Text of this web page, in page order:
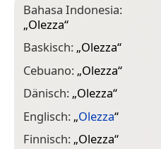
Bahasa Indonesia:
„Olezza“
Baskisch: „Olezza“
Cebuano: „Olezza“
Dänisch: „Olezza“
Englisch: „Olezza“
Finnisch: „Olezza“